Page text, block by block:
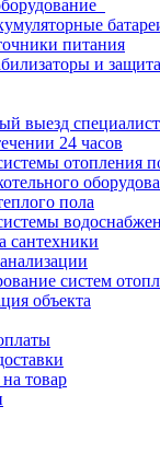
питания
и
выезд
24 часов
отопления
пола
сантехники
систем
объекта
товар